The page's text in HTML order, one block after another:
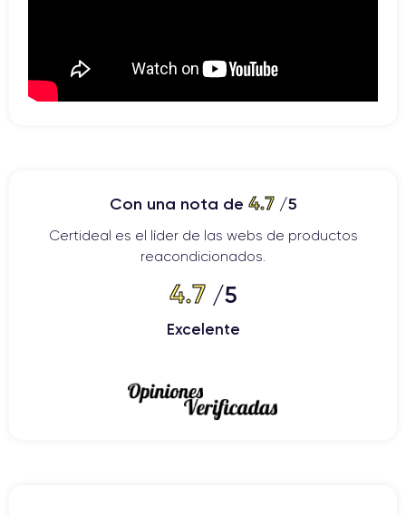
Con una nota de 4.7/5
Certideal es el líder de las webs de productos
reacondicionados.
4.7/5
Excelente